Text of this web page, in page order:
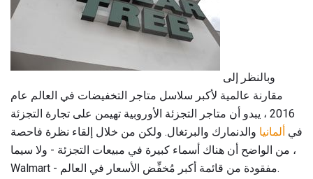
مقارنة عالمية لأكبر سلاسل متاجر التخفيضات في العالم عام
2016 ، يبدو أن متاجر التجزئة الأوروبية تهيمن على تجارة التجزئة
في ألمانيا والدنمارك والبرتغال. ولكن من خلال إلقاء نظرة فاحصة
، من الواضح أن هناك أسماء كبيرة في مبيعات التجزئة - ولا سيما
Walmart - مفقودة من قائمة أكبر مُخفِّض الأسعار في العالم.